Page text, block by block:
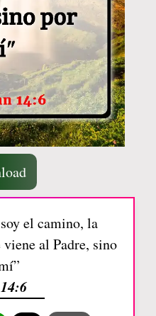
el camino, la
al Padre, sino